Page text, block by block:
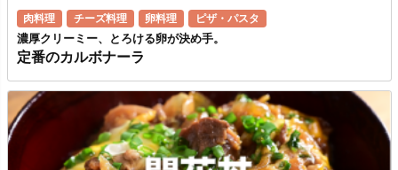
肉料理 チーズ料理 卵料理 ピザ・パスタ
濃厚クリーミー、とろける卵が決め手。
定番のカルボナーラ